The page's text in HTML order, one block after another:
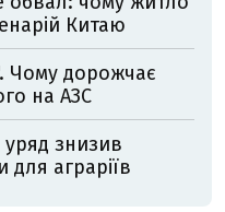
Китаю
Чому дорожчає
на АЗС
знизив
для аграріїв